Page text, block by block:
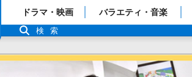
「TBSテレビ」トップページ
番組表
ドラマ・映画 バラエティ・音楽
検索